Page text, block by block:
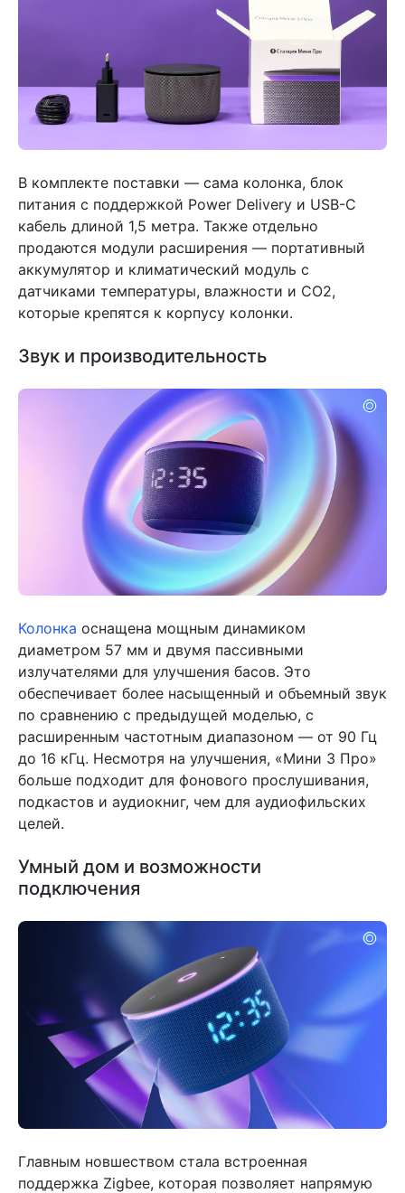
В комплекте поставки — сама колонка, блок
питания с поддержкой Power Delivery и USB-C
кабель длиной 1,5 метра. Также отдельно
продаются модули расширения — портативный
аккумулятор и климатический модуль с
датчиками температуры, влажности и CO2,
которые крепятся к корпусу колонки.
Звук и производительность
Колонка оснащена мощным динамиком
диаметром 57 мм и двумя пассивными
излучателями для улучшения басов. Это
обеспечивает более насыщенный и объемный звук
по сравнению с предыдущей моделью, с
расширенным частотным диапазоном — от 90 Гц
до 16 кГц. Несмотря на улучшения, «Мини 3 Про»
больше подходит для фонового прослушивания,
подкастов и аудиокниг, чем для аудиофильских
целей.
Умный дом и возможности
подключения
Главным новшеством стала встроенная
поддержка Zigbee, которая позволяет напрямую